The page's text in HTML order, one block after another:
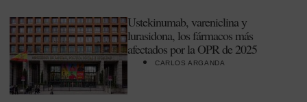
Ustekinumab, vareniclina y
lurasidona, los fármacos más
afectados por la OPR de 2025
CARLOS ARGANDA